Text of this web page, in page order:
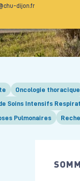
dijon.fr
Oncologie thoracique
Soins Intensifs
Pulmonaires